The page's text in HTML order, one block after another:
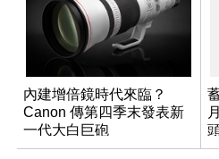
內建增倍鏡時代來臨？
Canon 傳第四季末發表新
一代大白巨砲